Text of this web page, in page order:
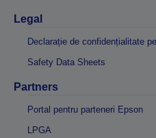
Legal
Declarație de confidențialitate
Safety Data Sheets
Partners
Portal pentru parteneri Epson
LPGA